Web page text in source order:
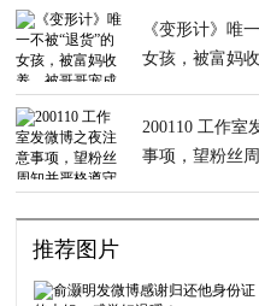
《变形计》唯
女孩，被富妈
200110 工作室
事项，望粉丝
推荐图片